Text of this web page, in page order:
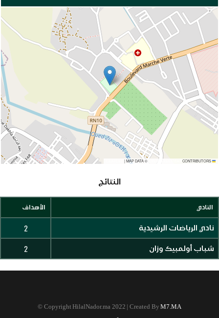
LEAFLET
|MAP DATA © CONTRIBUTORS
النتائج
النادي الأهداف
نادي الرياضات الرشيدية 2
شباب أولمبيك وزان 2
Copyright HilalNador.ma 2022 | Created ByM7.MA
©